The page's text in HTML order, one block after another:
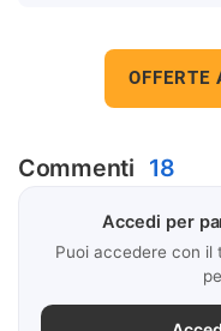
OFFERTE
Commenti 18
Accedi per
Puoi accedere con il